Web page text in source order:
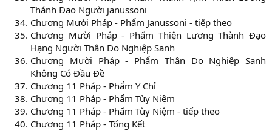
Thánh Đạo Người janussoni
Chương Mười Pháp - Phẩm Janussoni - tiếp theo
Chương Mười Pháp - Phẩm Thiện Lương Thành Đạo
Hạng Người Thân Do Nghiệp Sanh
Chương Mười Pháp - Phẩm Thân Do Nghiệp Sanh
Không Có Đầu Đề
Chương 11 Pháp - Phẩm Y Chỉ
Chương 11 Pháp - Phẩm Tùy Niệm
Chương 11 Pháp - Phẩm Tùy Niệm - tiếp theo
Chương 11 Pháp - Tổng Kết